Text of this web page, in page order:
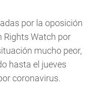
por la oposición
Rights Watch por
mucho peor,
hasta el jueves
coronavirus.